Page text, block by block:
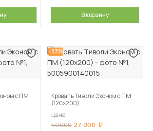
В корзину
с ПМ
-33%
Кровать Тиволи Эконом с ПМ
(120х200)
Цена
40 000 27 000